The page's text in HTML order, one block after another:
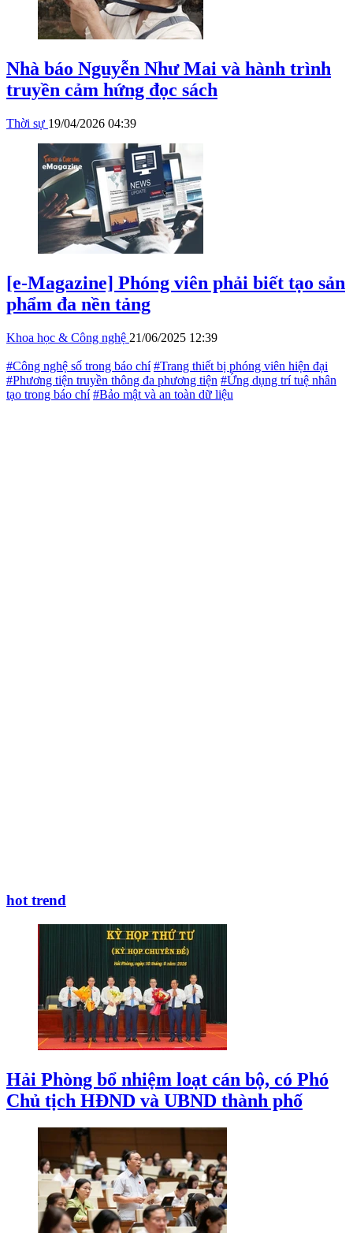
Nhà báo Nguyễn Như Mai và hành trình
truyền cảm hứng đọc sách
Thời sự 19/04/2026 04:39
[e-Magazine] Phóng viên phải biết tạo sản
phẩm đa nền tảng
Khoa học & Công nghệ 21/06/2025 12:39
#Công nghệ số trong báo chí #Trang thiết bị phóng viên hiện đại
#Phương tiện truyền thông đa phương tiện #Ứng dụng trí tuệ nhân
tạo trong báo chí #Bảo mật và an toàn dữ liệu
hot trend
Hải Phòng bổ nhiệm loạt cán bộ, có Phó
Chủ tịch HĐND và UBND thành phố